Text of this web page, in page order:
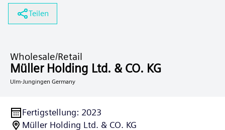
Teilen
Wholesale/Retail
Müller Holding Ltd. & CO. KG
Ulm-Jungingen Germany
Fertigstellung: 2023
Müller Holding Ltd. & CO. KG